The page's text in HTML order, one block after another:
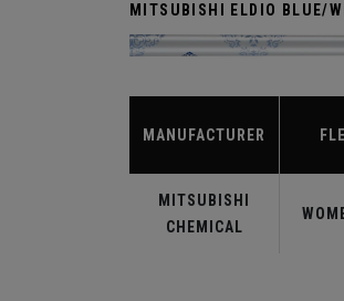
MITSUBISHI ELDIO BLUE/
MANUFACTURER
MITSUBISHI
CHEMICAL